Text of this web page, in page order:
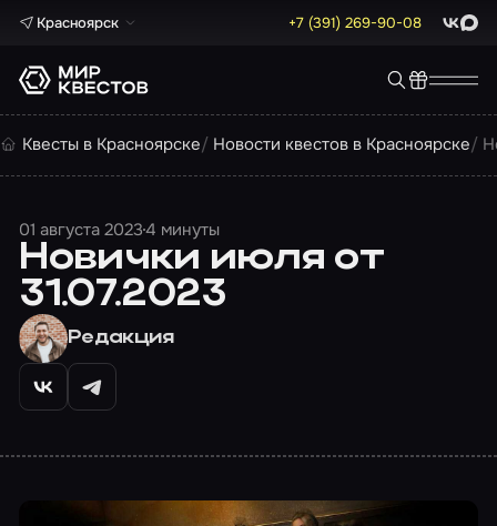
Красноярск +7 (391) 269-90-08 Max
Квесты в Красноярске Новости квестов в Красноярске
01 августа 20234 минуты
Новички июля от
31.07.2023
Редакция